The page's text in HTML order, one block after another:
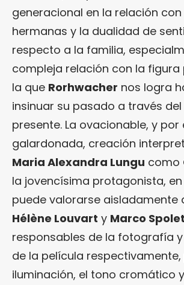
generacional en la relación con
hermanas y la dualidad de
respecto a la familia,
compleja relación con la figura
la que Rorhwacher nos logra
insinuar su pasado a través
presente. La ovacionable, y por
galardonada, creación
Maria Alexandra Lungu como
la jovencísima protagonista,
puede valorarse aisladamente
Hélène Louvart y Marco
responsables de la fotografía
de la película respectivamente,
iluminación, el tono cromático